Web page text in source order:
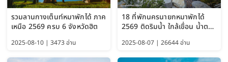
รวมลานกางเต็นท์หมาพักได้ ภาค
เหนือ 2569 ครบ 6 จังหวัดฮิต
2025-08-10 | 3473 อ่าน
18 ที่พักนครนายกหมาพักได้
2569 ติดริมน้ำ ใกล้เขื่อน น้ำตก
ได้
2025-08-07 | 26644 อ่าน